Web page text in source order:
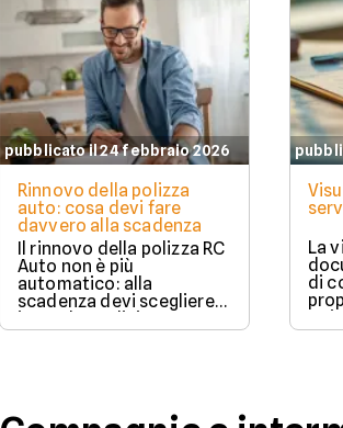
pubblicato il 24 febbraio 2026
Rinnovo della polizza
auto: cosa devi fare
davvero alla scadenza
Il rinnovo della polizza RC
Auto non è più
automatico: alla
scadenza devi scegliere
in modo esplicito se
rinnovare con la stessa
La
di
e
un